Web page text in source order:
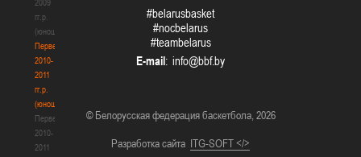
2009
гг.р.
(юноши)
Первенство
2010-
2011
гг.р.
(юноши)
Первенство
2010-
2011
#belarusbasket
#nocbelarus
#teambelarus
E-mail:
© Белорусская федерация баскетбола, 2026
Разработка сайта ITG-SOFT </>